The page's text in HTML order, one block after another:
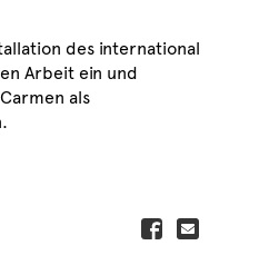
des international
Arbeit ein und
als